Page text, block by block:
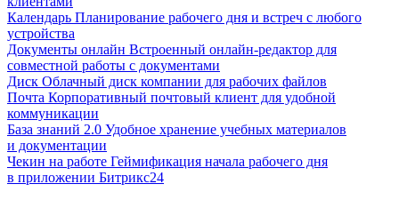
Календарь Планирование рабочего дня и встреч с любого
устройства
Документы онлайн Встроенный онлайн-редактор для
совместной работы с документами
Диск Облачный диск компании для рабочих файлов
Почта Корпоративный почтовый клиент для удобной
коммуникации
База знаний 2.0 Удобное хранение учебных материалов
и документации
Чекин на работе Геймификация начала рабочего дня
в приложении Битрикс24